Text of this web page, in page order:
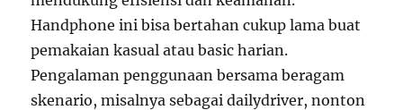
Handphone ini bisa bertahan cukup lama buat
pemakaian kasual atau basic harian.
Pengalaman penggunaan bersama beragam
skenario, misalnya sebagai dailydriver, nonton